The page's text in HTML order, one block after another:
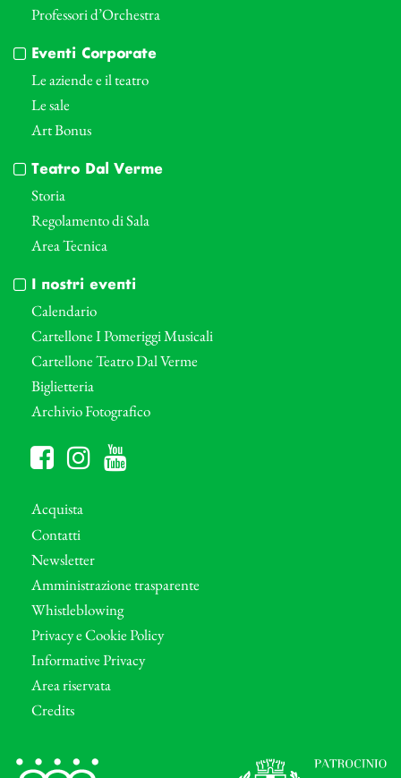
Professori d’Orchestra
Eventi Corporate
Le aziende e il teatro
Le sale
Art Bonus
Teatro Dal Verme
Storia
Regolamento di Sala
Area Tecnica
I nostri eventi
Calendario
Cartellone I Pomeriggi Musicali
Cartellone Teatro Dal Verme
Biglietteria
Archivio Fotografico
Acquista
Contatti
Newsletter
Amministrazione trasparente
Whistleblowing
Privacy e Cookie Policy
Informative Privacy
Area riservata
Credits